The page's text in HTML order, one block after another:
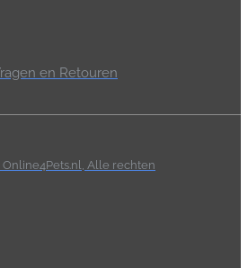
en Retouren
Alle rechten